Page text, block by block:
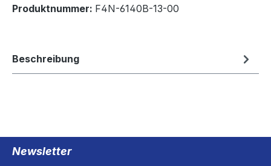
Produktnummer: F4N-6140B-13-00
Beschreibung
Newsletter